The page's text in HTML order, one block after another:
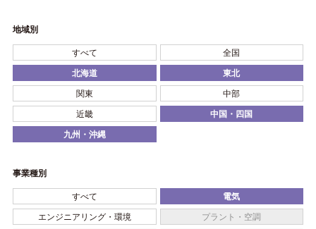
地域別
すべて 全国
北海道 東北
関東 中部
近畿 中国・四国
九州・沖縄
事業種別
すべて 電気
エンジニアリング・環境 プラント・空調